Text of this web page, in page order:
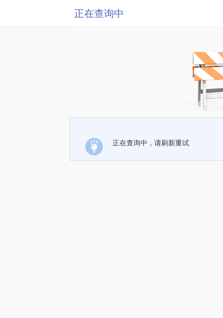
正在查询中
正在查询中，请刷新重试